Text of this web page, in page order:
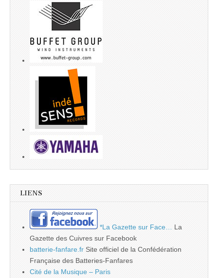
LIENS
*La Gazette sur Face…
La
Gazette des Cuivres sur Facebook
batterie-fanfare.fr Site officiel de la Confédération
Française des Batteries-Fanfares
Cité de la Musique – Paris